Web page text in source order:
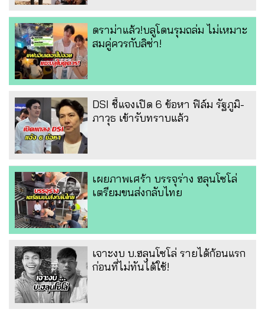
ดราม่าแล้ว!บลูโดนรุมถล่ม ไม่เหมาะ
สมคู่ควรกับลิซ่า!
DSI ชี้แจงเปิด 6 ข้อหา ฟิล์ม รัฐภูมิ-
ภาวุธ เข้ารับทราบแล้ว
เผยภาพเศร้า บรรจุร่าง ฮลุนโซโล่
เตรียมขนส่งกลับไทย
เจาะงบ บ.ฮลุนโซโล่ รายได้ก้อนแรก
ก่อนที่ไม่ทันได้ใช้!